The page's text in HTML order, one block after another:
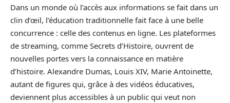
Dans un monde où l’accès aux informations se fait dans un
clin d’œil, l’éducation traditionnelle fait face à une belle
concurrence : celle des contenus en ligne. Les plateformes
de streaming, comme Secrets d’Histoire, ouvrent de
nouvelles portes vers la connaissance en matière
d’histoire. Alexandre Dumas, Louis XIV, Marie Antoinette,
autant de figures qui, grâce à des vidéos éducatives,
deviennent plus accessibles à un public qui veut non